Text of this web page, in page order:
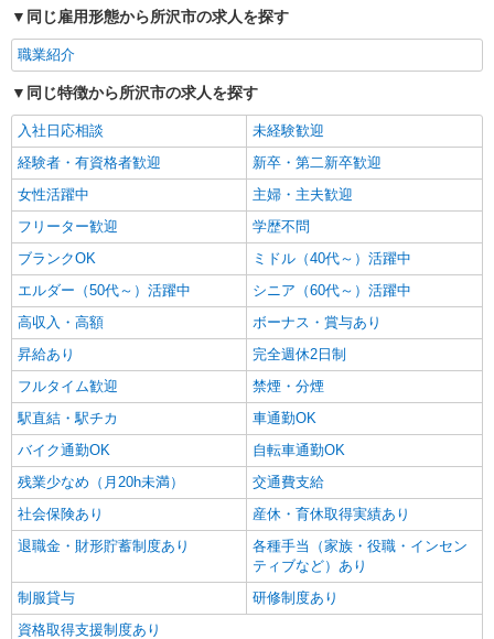
給：200,000円〜220,000円 ・資格手当：10,000〜
30,000円 ・役職手当：10,000〜70,000円 ・処遇改
善手当：20,000〜60,000円（勤続年数、保有資格
間） ※固定残業時間を超過する場合には超過勤務
手当として別途支給 ・夜勤手当：10,000円/1回
（上記給与とは別に支給） 下記資格をお持ちの方
歓迎 ・認知症介護基礎研修 ・初任者研修 ・実務
者研修 ・介護福祉士 など
キープ
派遣社員
株式会社kotrio /●SI-H-2024250
≪所沢駅≫年齢不問！０からスタートでも活躍
できる看護助手♪
時給1600円〜2250円 ＜日払い有/週払い有/交
通費全支給(ガソリン代含む)＞
所沢市｜最寄駅：所沢
詳細を見る
同じ雇用形態から所沢市の求人を探す
職業紹介
同じ特徴から所沢市の求人を探す
入社日応相談
未経験歓迎
経験者・有資格者歓迎
新卒・第二新卒歓迎
女性活躍中
主婦・主夫歓迎
フリーター歓迎
学歴不問
ブランクOK
ミドル（40代～）活躍中
エルダー（50代～）活躍中
シニア（60代～）活躍中
高収入・高額
ボーナス・賞与あり
昇給あり
完全週休2日制
フルタイム歓迎
禁煙・分煙
駅直結・駅チカ
車通勤OK
バイク通勤OK
自転車通勤OK
残業少なめ（月20h未満）
交通費支給
社会保険あり
産休・育休取得実績あり
退職金・財形貯蓄制度あり
各種手当（家族・役職・インセン
ティブなど）あり
制服貸与
研修制度あり
資格取得支援制度あり